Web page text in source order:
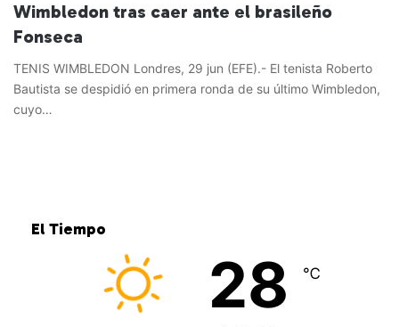
Wimbledon tras caer ante el brasileño
Fonseca
TENIS WIMBLEDON Londres, 29 jun (EFE).- El tenista Roberto
Bautista se despidió en primera ronda de su último Wimbledon,
cuyo…
El Tiempo
28 ℃